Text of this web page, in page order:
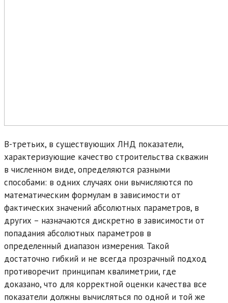
В-третьих, в существующих ЛНД показатели,
характеризующие качество строительства скважин
в численном виде, определяются разными
способами: в одних случаях они вычисляются по
математическим формулам в зависимости от
фактических значений абсолютных параметров, в
других – назначаются дискретно в зависимости от
попадания абсолютных параметров в
определенный диапазон измерения. Такой
достаточно гибкий и не всегда прозрачный подход
противоречит принципам квалиметрии, где
доказано, что для корректной оценки качества все
показатели должны вычисляться по одной и той же